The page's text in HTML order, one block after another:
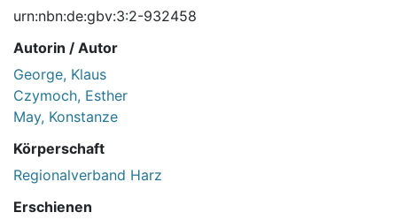
urn:nbn:de:gbv:3:2-932458
Autorin / Autor
George, Klaus
Czymoch, Esther
May, Konstanze
Körperschaft
Regionalverband Harz
Erschienen